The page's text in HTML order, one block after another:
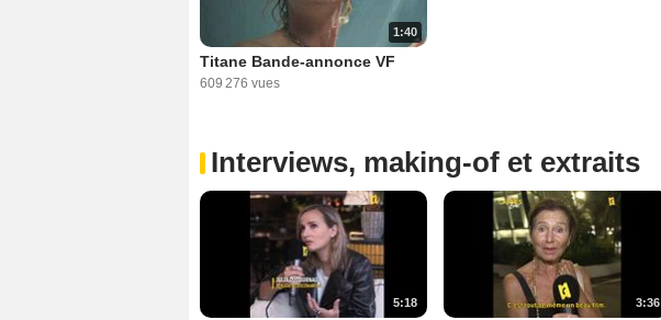
1:40
Titane Bande-annonce VF
609 276 vues
Interviews, making-of et extraits
5:18 3:36